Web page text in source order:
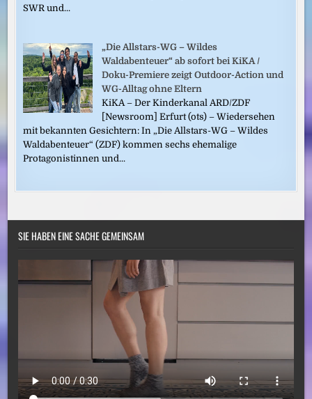
SWR und...
„Die Allstars-WG – Wildes
Waldabenteuer“ ab sofort bei KiKA /
Doku-Premiere zeigt Outdoor-Action und
WG-Alltag ohne Eltern
KiKA – Der Kinderkanal ARD/ZDF
[Newsroom] Erfurt (ots) – Wiedersehen
mit bekannten Gesichtern: In „Die Allstars-WG – Wildes
Waldabenteuer“ (ZDF) kommen sechs ehemalige
Protagonistinnen und...
SIE HABEN EINE SACHE GEMEINSAM